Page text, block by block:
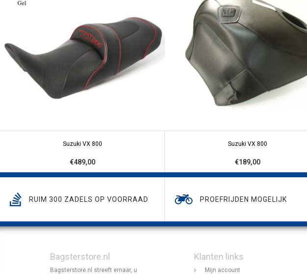
Suzuki VX 800
€489,00
Suzuki VX 800
€189,00
RUIM 300 ZADELS OP VOORRAAD PROEFRIJDEN MOGELIJK
Bagsterstore.nl
Bagsterstore.nl streeft ernaar, u
Klanten links
Mijn account